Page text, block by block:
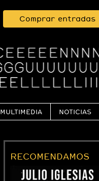
Comprar entradas
MULTIMEDIA NOTICIAS
RECOMENDAMOS